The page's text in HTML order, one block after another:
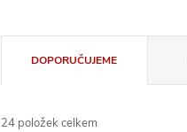
a
DOPORUČUJEME
24 položek celkem